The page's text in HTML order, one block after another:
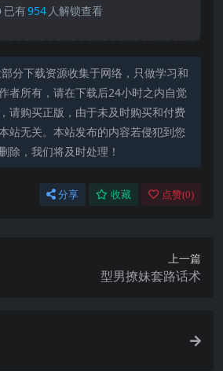
已有954 人解锁查看
分下载资源收集于网络，只做学习和
者所有，请在下载后24小时之内自觉
请购买正版，由于未及时购买和付费
站无关。本站发布的内容若侵犯到您
除，我们将及时处理！
分享 收藏 点赞(0)
上一篇
型男撩妹套路话术